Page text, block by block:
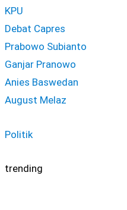
KPU
Debat Capres
Prabowo Subianto
Ganjar Pranowo
Anies Baswedan
August Melaz
Politik
trending